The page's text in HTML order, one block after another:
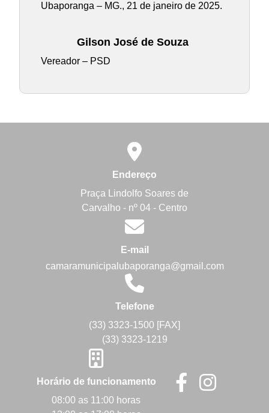
Ubaporanga – MG., 21 de janeiro de 2025.
Gilson José de Souza
Vereador – PSD
Endereço
Praça Lindolfo Soares de
Carvalho - nº 04 - Centro
E-mail
camaramunicipalubaporanga@gmail.com
Telefone
(33) 3323-1500 [FAX]
(33) 3323-1219
Horário de funcionamento
08:00 as 11:00 horas